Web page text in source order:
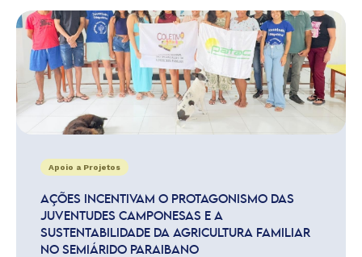
Apoio a Projetos
AÇÕES INCENTIVAM O PROTAGONISMO DAS
JUVENTUDES CAMPONESAS E A
SUSTENTABILIDADE DA AGRICULTURA FAMILIAR
NO SEMIÁRIDO PARAIBANO